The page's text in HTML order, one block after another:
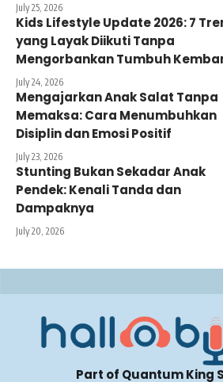
July 25, 2026
Kids Lifestyle Update 2026: 7
yang Layak Diikuti Tanpa
Mengorbankan Tumbuh
July 24, 2026
Mengajarkan Anak Salat Tanpa
Memaksa: Cara Menumbuhkan
Disiplin dan Emosi Positif
July 23, 2026
Stunting Bukan Sekadar Anak
Pendek: Kenali Tanda dan
Dampaknya
July 20, 2026
Part of Quantum King